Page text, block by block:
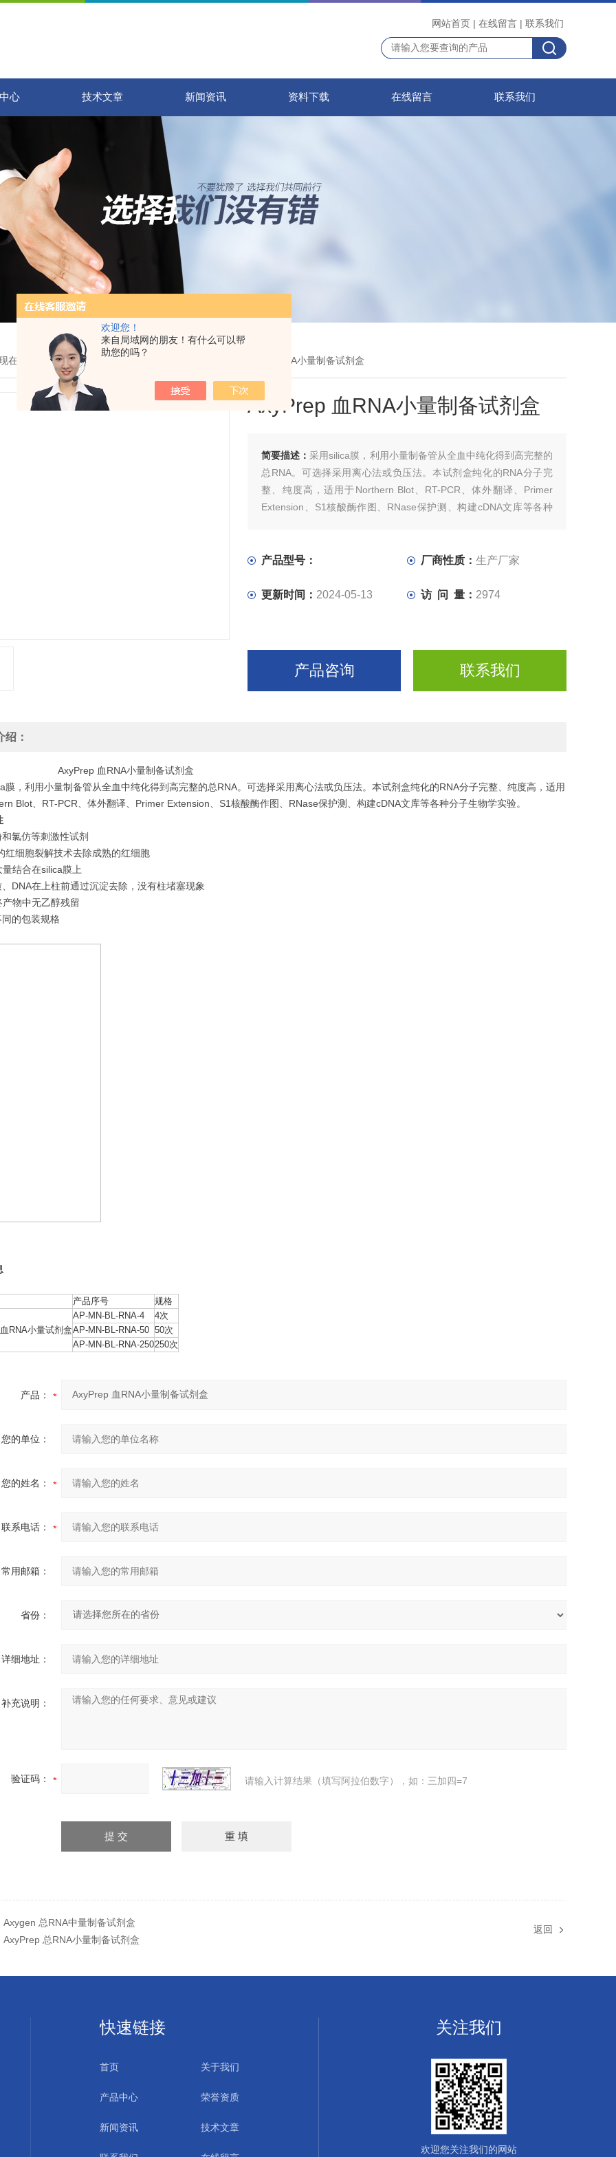
欢迎您！
来自局域网的朋友！有什么可以帮
助您的吗？
网站首页 | 在线留言 | 联系我们
心 技术文章 新闻资讯 资料下载 在线留言 联系我们
在的位置：首页> 产品展示 > 生物试剂 > AxyPrep 血RNA小量制备试剂盒
AxyPrep 血RNA小量制备试剂盒
简要描述： 采用silica膜，利用小量制备管从全血中纯化得到高完整的
总RNA。可选择采用离心法或负压法。本试剂盒纯化的RNA分子完
整、纯度高，适用于Northern Blot、RT-PCR、体外翻译、Primer
Extension、S1核酸酶作图、RNase保护测、构建cDNA文库等各种
产品型号： 厂商性质：生产厂家
更新时间： 2024-05-13 访 问 量： 2974
产品咨询 联系我们
绍：
血RNA小量制备试剂盒
膜，利用小量制备管从全血中纯化得到高完整的总RNA。可选择采用离心法或负压法。本试剂盒纯化的RNA分子完整、纯度高，适用
Blot、RT-PCR、体外翻译、Primer Extension、S1核酸酶作图、RNase保护测、构建cDNA文库等各种分子生物学实验。
氯仿等刺激性试剂
红细胞裂解技术去除成熟的红细胞
结合在silica膜上
DNA在上柱前通过沉淀去除，没有柱堵塞现象
产物中无乙醇残留
的包装规格
产品序号 规格
RNA小量试剂盒
AP-MN-BL-RNA-4
4次
AP-MN-BL-RNA-50 50次
AP-MN-BL-RNA-250250次
产品：
您的单位：
您的姓名：
联系电话：
常用邮箱：
省份：
详细地址：
补充说明：
验证码： 请输入计算结果（填写阿拉伯数字），如：三加四=7
Axygen 总RNA中量制备试剂盒
AxyPrep 总RNA小量制备试剂盒
返回
快速链接
首页 关于我们
产品中心 荣誉资质
新闻资讯 技术文章
关注我们
欢迎您关注我们的网站